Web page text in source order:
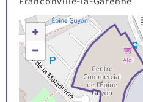
+
−